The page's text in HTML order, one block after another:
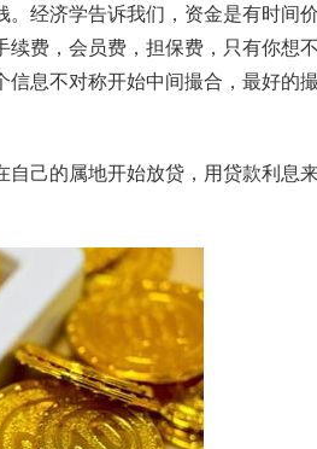
经济学告诉我们，资金是有时间
费，会员费，担保费，只有你想
息不对称开始中间撮合，最好的
自己的属地开始放贷，用贷款利息